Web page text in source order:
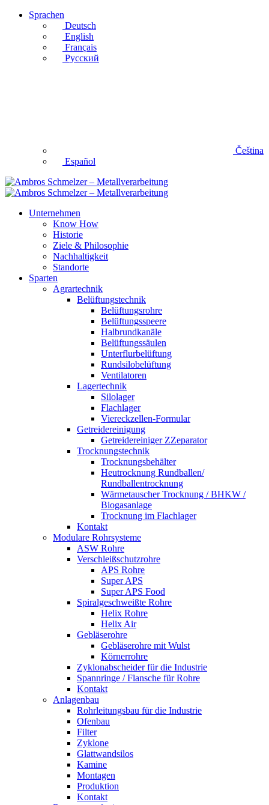
Sprachen
Deutsch
English
Français
Русский
Čeština
Español
Unternehmen
Know How
Historie
Ziele & Philosophie
Nachhaltigkeit
Standorte
Sparten
Agrartechnik
Belüftungstechnik
Belüftungsrohre
Belüftungsspeere
Halbrundkanäle
Belüftungssäulen
Unterflurbelüftung
Rundsilobelüftung
Ventilatoren
Lagertechnik
Silolager
Flachlager
Viereckzellen-Formular
Getreidereinigung
Getreidereiniger ZZeparator
Trocknungstechnik
Trocknungsbehälter
Heutrocknung Rundballen/
Rundballentrocknung
Wärmetauscher Trocknung / BHKW /
Biogasanlage
Trocknung im Flachlager
Kontakt
Modulare Rohrsysteme
ASW Rohre
Verschleißschutzrohre
APS Rohre
Super APS
Super APS Food
Spiralgeschweißte Rohre
Helix Rohre
Helix Air
Gebläserohre
Gebläserohre mit Wulst
Körnerrohre
Zyklonabscheider für die Industrie
Spannringe / Flansche für Rohre
Kontakt
Anlagenbau
Rohrleitungsbau für die Industrie
Ofenbau
Filter
Zyklone
Glattwandsilos
Kamine
Montagen
Produktion
Kontakt